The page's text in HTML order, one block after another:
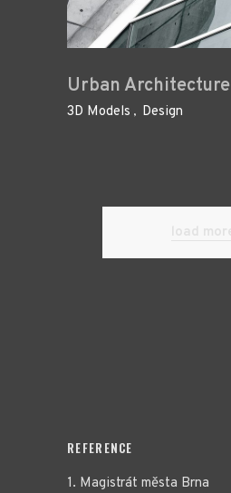
Urban Architecture
3D Models Design
REFERENCE
1. Magistrát města Brna